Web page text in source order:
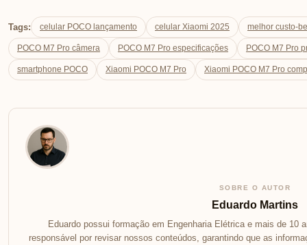
Tags: celular POCO lançamento celular Xiaomi 2025 melhor custo-
POCO M7 Pro câmera POCO M7 Pro especificações POCO M7 Pro
smartphone POCO Xiaomi POCO M7 Pro Xiaomi POCO M7 Pro
SOBRE O AUTOR
Eduardo Martins
Eduardo possui formação em Engenharia Elétrica e mais de 10
responsável por revisar nossos conteúdos, garantindo que as